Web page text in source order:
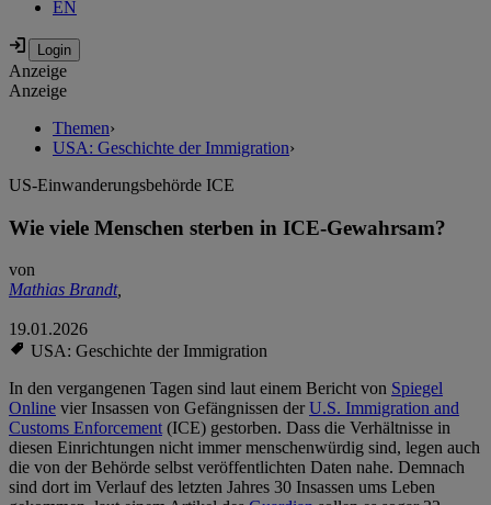
EN
Anzeige
Anzeige
Themen›
USA: Geschichte der Immigration›
US-Einwanderungsbehörde ICE
Wie viele Menschen sterben in ICE-Gewahrsam?
von
Mathias Brandt,
19.01.2026
USA: Geschichte der Immigration
In den vergangenen Tagen sind laut einem Bericht von Spiegel
Online vier Insassen von Gefängnissen derU.S. Immigration and
Customs Enforcement(ICE) gestorben. Dass die Verhältnisse in
diesen Einrichtungen nicht immer menschenwürdig sind, legen auch
die von der Behörde selbst veröffentlichten Daten nahe. Demnach
sind dort im Verlauf des letzten Jahres 30 Insassen ums Leben